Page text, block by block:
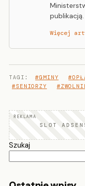
publikacją.
Więcej
TAGI: #GMINY
#SENIORZY
SLOT
Szukaj